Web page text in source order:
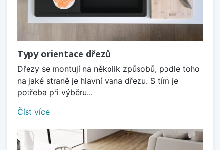
Typy orientace dřezů
Dřezy se montují na několik způsobů, podle toho
na jaké straně je hlavní vana dřezu. S tím je
potřeba při výběru...
Číst více